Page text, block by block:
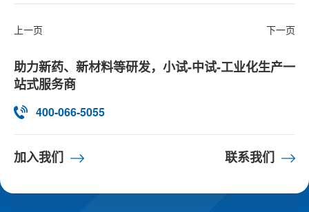
上一页 下一页
助力新药、新材料等研发，小试-中试-工业化生产一
站式服务商
400-066-5055
加入我们 联系我们